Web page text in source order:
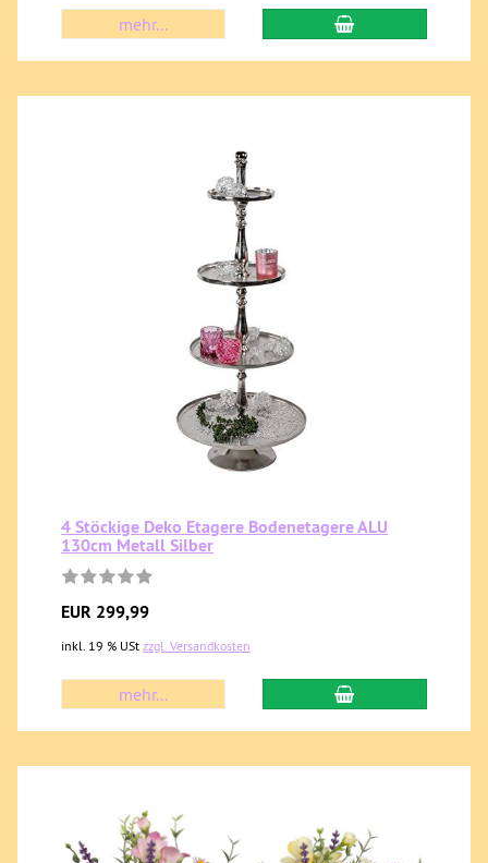
mehr...
4 Stöckige Deko Etagere Bodenetagere ALU
130cm Metall Silber
EUR 299,99
inkl. 19 % USt zzgl. Versandkosten
mehr...